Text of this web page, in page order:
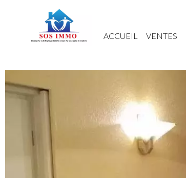
ACCUEIL VENTES